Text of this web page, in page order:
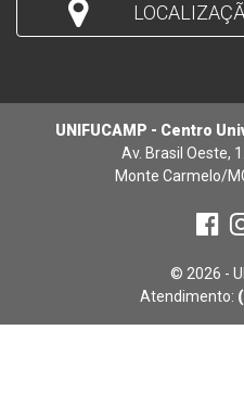
UNIFUCAMP - Centro
Av. Brasil Oeste,
Monte Carmelo/
© 2026 -
Atendimento: